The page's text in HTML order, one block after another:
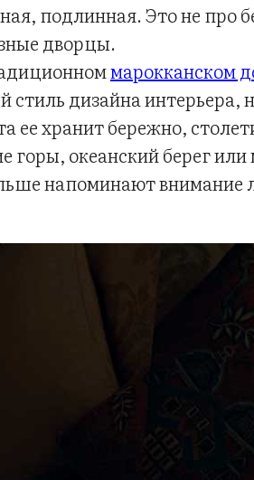
подлинная. Это не про
дворцы.
марокканском
дизайна интерьера,
ее хранит бережно,
горы, океанский берег
напоминают внимание